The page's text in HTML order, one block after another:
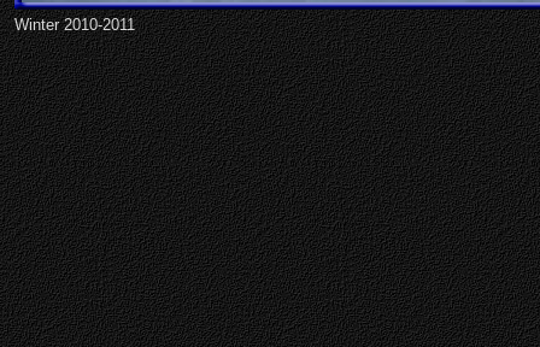
Winter 2010-2011